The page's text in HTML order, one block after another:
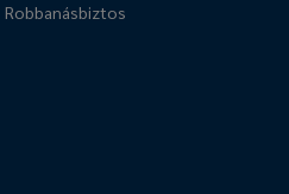
Robbanásbiztos